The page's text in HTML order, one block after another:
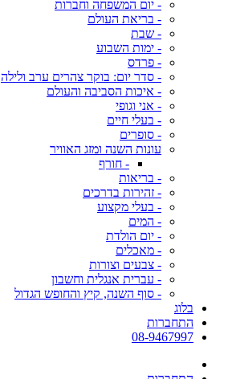
- יום המשפחה וחברות
- בריאת העולם
- שבת
- ימות השבוע
- פרדס
- סדר יום: בוקר צהרים ערב ולילה
- איכות הסביבה והעולם
- אני וגופי
- בעלי חיים
- סופרים
עונות השנה ומזג האוויר
- חורף
- בריאות
- זהירות בדרכים
- בעלי מקצוע
- המים
- יום הולדת
- מאכלים
- צבעים וצורות
- עברית אנגלית וחשבון
- סוף השנה, קיץ והחופש הגדול
בלוג
התחברות
08-9467997